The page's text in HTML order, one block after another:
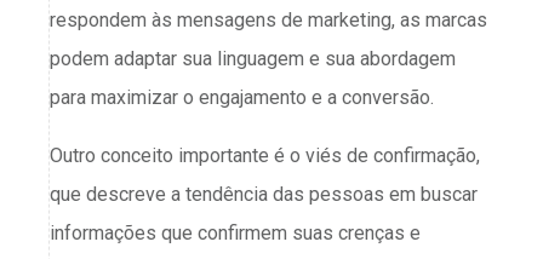
respondem às mensagens de marketing, as marcas
podem adaptar sua linguagem e sua abordagem
para maximizar o engajamento e a conversão.
Outro conceito importante é o viés de confirmação,
que descreve a tendência das pessoas em buscar
informações que confirmem suas crenças e